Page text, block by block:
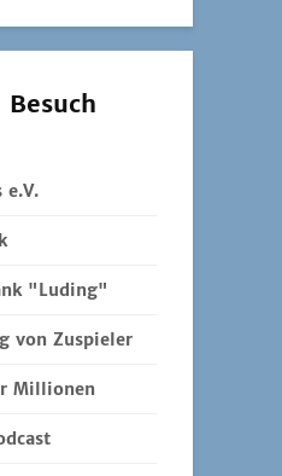
e.V.
"Luding"
von Zuspieler
Millionen